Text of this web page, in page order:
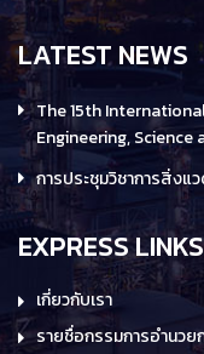
LATEST NEWS
The 15th
Engineering, Science
การประชุมวิชาการสิ่งแ
EXPRESS LINKS
เกี่ยวกับเรา
รายชื่อกรรมการอำนวย